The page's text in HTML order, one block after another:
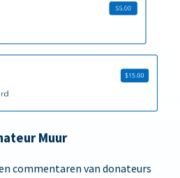
Muur
commentaren van donateurs